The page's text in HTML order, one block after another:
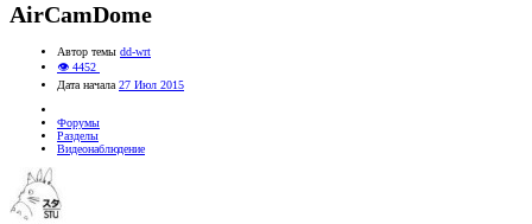
AirCamDome
Автор темы dd-wrt
👁 4452
Дата начала 27 Июл 2015
Форумы
Разделы
Видеонаблюдение